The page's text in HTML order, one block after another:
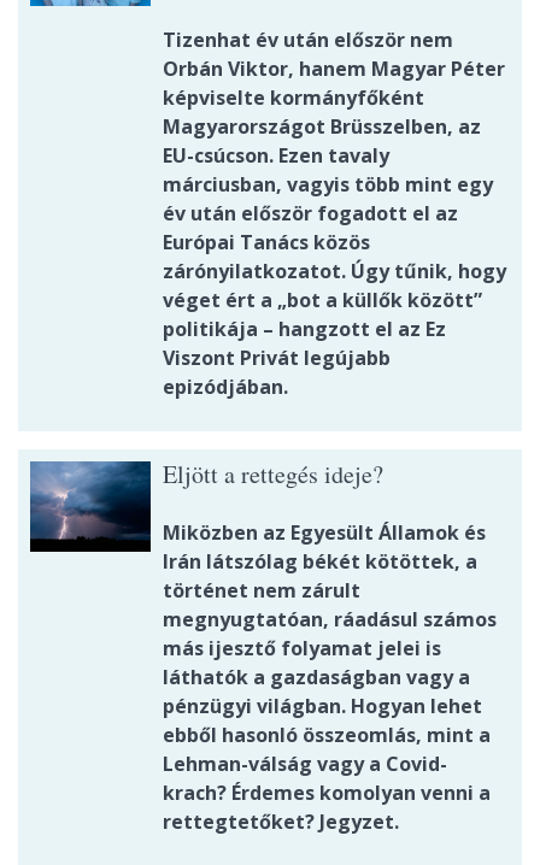
Tizenhat év után először nem
Orbán Viktor, hanem Magyar Péter
képviselte kormányfőként
Magyarországot Brüsszelben, az
EU-csúcson. Ezen tavaly
márciusban, vagyis több mint egy
év után először fogadott el az
Európai Tanács közös
zárónyilatkozatot. Úgy tűnik, hogy
véget ért a „bot a küllők között”
politikája – hangzott el az Ez
Viszont Privát legújabb
epizódjában.
Eljött a rettegés ideje?
Miközben az Egyesült Államok és
Irán látszólag békét kötöttek, a
történet nem zárult
megnyugtatóan, ráadásul számos
más ijesztő folyamat jelei is
láthatók a gazdaságban vagy a
pénzügyi világban. Hogyan lehet
ebből hasonló összeomlás, mint a
Lehman-válság vagy a Covid-
krach? Érdemes komolyan venni a
rettegtetőket? Jegyzet.